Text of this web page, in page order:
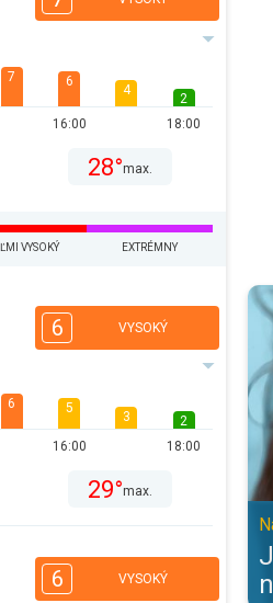
7 6
16:00
4
2
18:00
28°max.
VYSOKÝ EXTRÉMNY
6 VYSOKÝ
6 5
16:00
3
2
18:00
29°max.
6 VYSOKÝ
Je